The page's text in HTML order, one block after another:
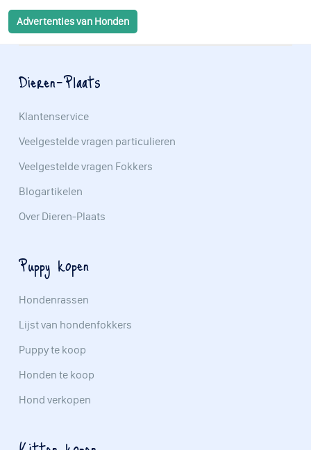
Advertenties van Honden
Dieren-Plaats
Klantenservice
Veelgestelde vragen particulieren
Veelgestelde vragen Fokkers
Blogartikelen
Over Dieren-Plaats
Puppy kopen
Hondenrassen
Lijst van hondenfokkers
Puppy te koop
Honden te koop
Hond verkopen